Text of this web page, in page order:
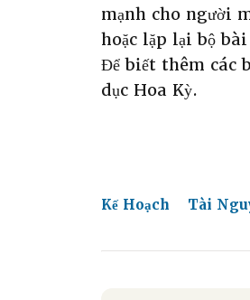
mạnh cho người
hoặc lặp lại bộ
Để biết thêm các
dục Hoa Kỳ.
Kế Hoạch Tài